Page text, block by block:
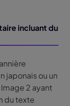
incluant du
japonais ou un
2 ayant
du texte